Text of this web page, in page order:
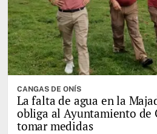
CANGAS DE ONÍS
La falta de agua en la
obliga al Ayuntamiento de
tomar medidas